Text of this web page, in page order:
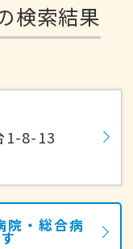
検索結果
1-8-13
院・総合病